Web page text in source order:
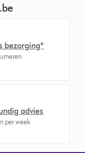
bezorging*
advies
per week